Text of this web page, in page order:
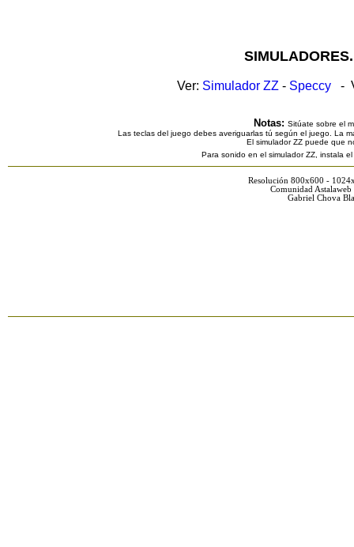
Ver: Simulador ZZ - Speccy -
Notas: Sitúate sobre el
Las teclas del juego debes averiguarlas tú según el juego. La
El simulador ZZ puede que
Para sonido en el simulador ZZ, instala
Resolución 800x600 -
Comunidad
Gabriel Chova